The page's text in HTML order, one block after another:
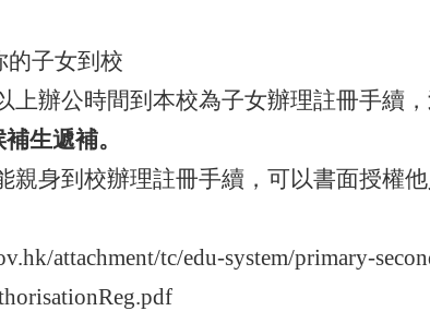
的子女到校
上辦公時間到本校為子女辦理註冊手續，
生遞補。
親身到校辦理註冊手續，可以書面授權他
attachment/tc/edu-system/primary-